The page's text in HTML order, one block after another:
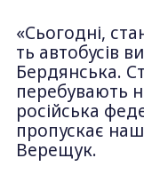
«Сьогодні,
ть автобусів
Бердянська.
перебувають
російська
пропускає
Верещук.